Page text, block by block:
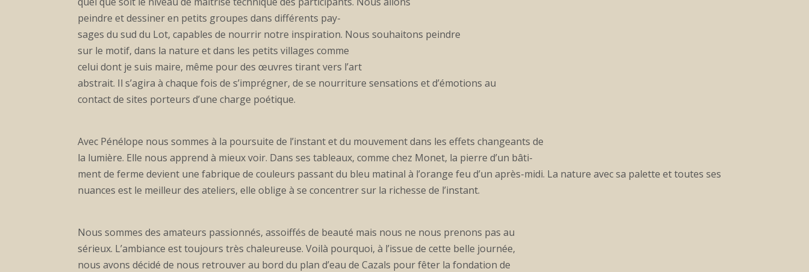
peindre et dessiner en petits groupes dans différents pay-
sages du sud du Lot, capables de nourrir notre inspiration. Nous souhaitons peindre
sur le motif, dans la nature et dans les petits villages comme
celui dont je suis maire, même pour des œuvres tirant vers l’art
abstrait. Il s’agira à chaque fois de s’imprégner, de se nourriture sensations et d’émotions au
contact de sites porteurs d’une charge poétique.
Avec Pénélope nous sommes à la poursuite de l’instant et du mouvement dans les effets changeants de
la lumière. Elle nous apprend à mieux voir. Dans ses tableaux, comme chez Monet, la pierre d’un bâti-
ment de ferme devient une fabrique de couleurs passant du bleu matinal à l’orange feu d’un après-midi. La nature avec sa palette et toutes ses
nuances est le meilleur des ateliers, elle oblige à se concentrer sur la richesse de l’instant.
Nous sommes des amateurs passionnés, assoiffés de beauté mais nous ne nous prenons pas au
sérieux. L’ambiance est toujours très chaleureuse. Voilà pourquoi, à l’issue de cette belle journée,
nous avons décidé de nous retrouver au bord du plan d’eau de Cazals pour fêter la fondation de